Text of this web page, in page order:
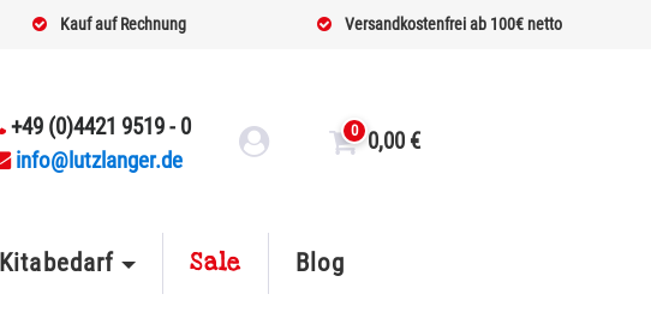
Kauf auf Rechnung Versandkostenfrei ab 100€ netto
+49 (0)4421 9519 - 0
info@lutzlanger.de
0 0,00 €
Kitabedarf Sale Blog